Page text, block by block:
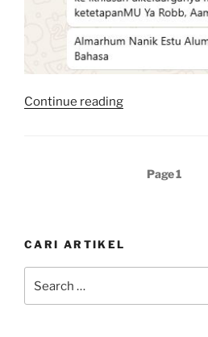
Continue reading“Mbak
Page1
CARI ARTIKEL
for: